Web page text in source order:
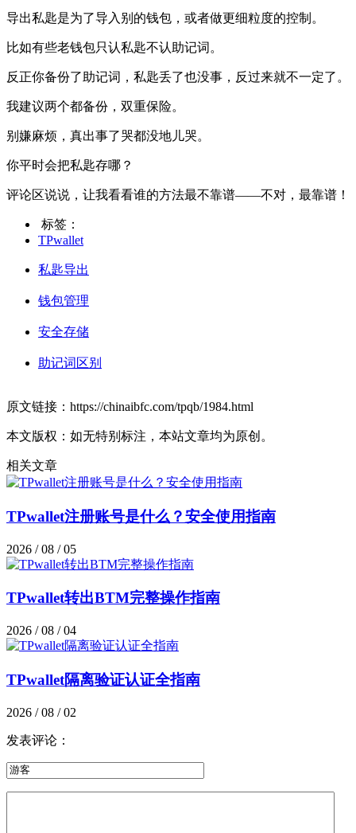
导出私匙是为了导入别的钱包，或者做更细粒度的控制。
比如有些老钱包只认私匙不认助记词。
反正你备份了助记词，私匙丢了也没事，反过来就不一定了。
我建议两个都备份，双重保险。
别嫌麻烦，真出事了哭都没地儿哭。
你平时会把私匙存哪？
评论区说说，让我看看谁的方法最不靠谱——不对，最靠谱！
标签：
TPwallet
私匙导出
钱包管理
安全存储
助记词区别
原文链接：https://chinaibfc.com/tpqb/1984.html
本文版权：如无特别标注，本站文章均为原创。
相关文章
TPwallet注册账号是什么？安全使用指南
2026 / 08 / 05
TPwallet转出BTM完整操作指南
2026 / 08 / 04
TPwallet隔离验证认证全指南
2026 / 08 / 02
发表评论：